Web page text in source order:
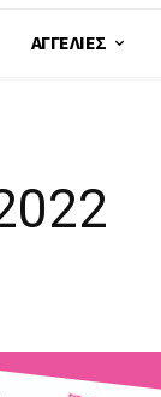
ΑΓΓΕΛΊΕΣ